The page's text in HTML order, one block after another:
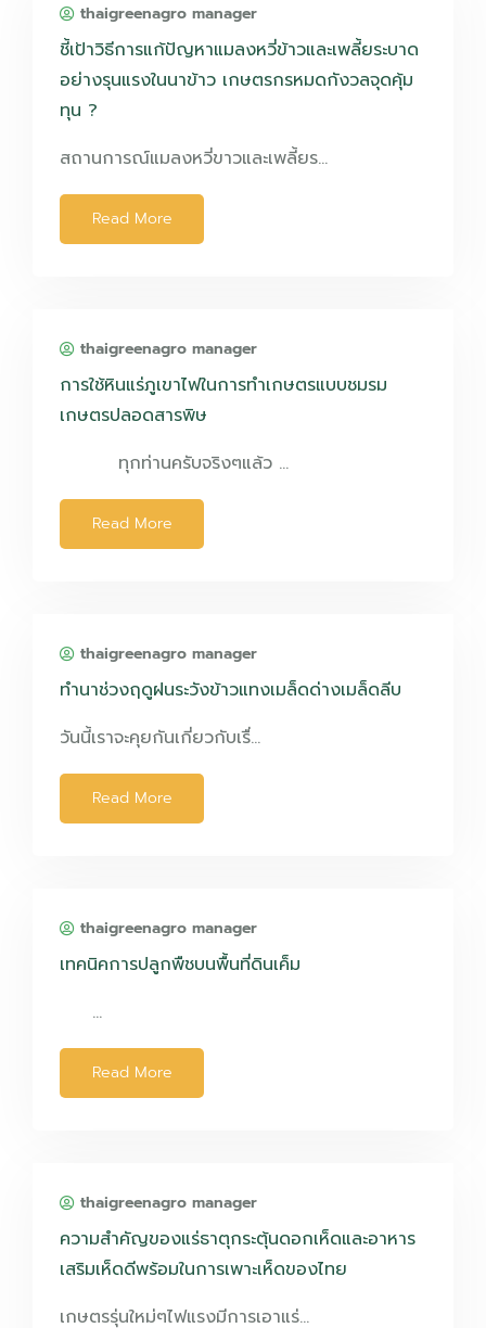
thaigreenagro manager
ชี้เป้าวิธีการแก้ปัญหาแมลงหวี่ข้าวและเพลี้ยระบาด
อย่างรุนแรงในนาข้าว เกษตรกรหมดกังวลจุดคุ้ม
ทุน ?
สถานการณ์แมลงหวี่ขาวและเพลี้ยร…
Read More
thaigreenagro manager
การใช้หินแร่ภูเขาไฟในการทำเกษตรแบบชมรม
เกษตรปลอดสารพิษ
ทุกท่านครับจริงๆแล้ว …
Read More
thaigreenagro manager
ทำนาช่วงฤดูฝนระวังข้าวแทงเมล็ดด่างเมล็ดลีบ
วันนี้เราจะคุยกันเกี่ยวกับเรื่…
Read More
thaigreenagro manager
เทคนิคการปลูกพืชบนพื้นที่ดินเค็ม
…
Read More
thaigreenagro manager
ความสำคัญของแร่ธาตุกระตุ้นดอกเห็ดและอาหาร
เสริมเห็ดดีพร้อมในการเพาะเห็ดของไทย
เกษตรรุ่นใหม่ๆไฟแรงมีการเอาแร่…